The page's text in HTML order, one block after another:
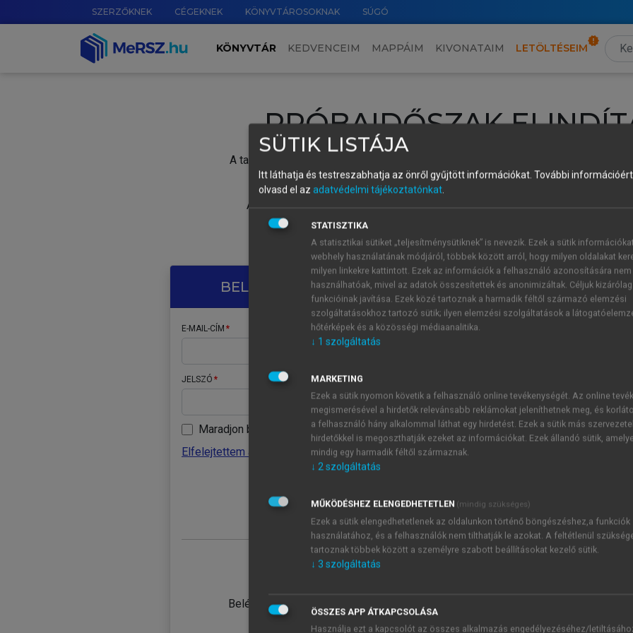
SZERZŐKNEK CÉGEKNEK KÖNYVTÁROSOKNAK SÚGÓ
KÖNYVTÁR KEDVENCEIM MAPPÁIM KIVONATAIM LETÖLTÉSEIM
PRÓBAIDŐSZAK
A tartalom megtekintéséhez lépj be a saját fiókoddal, iskolai azonosítóddal vagy
Új felhasználóként1 óra díjmentes hozzáférésrevagy
A próbaidőszak elindításához,
vagy hozz
A regisztráció után a
BELÉPÉS SAJÁT FIÓKKAL
E-MAIL-CÍM
JELSZÓ
Maradjon belépve
Elfelejtettem a jelszavamat
Belépés intézményi azonosítóval
ÚJ FIÓK
1 óra
JELSZÓ
Kérek értesítést a MeRSZ
Kérek értesítést az
SÜTIK LISTÁJA
Itt láthatja és testreszabhatja az önről gyűjtött információkat. További
olvasd el az adatvédelmi tájékoztatónkat.
STATISZTIKA
A statisztikai sütiket „teljesítménysütiknek” is nevezik. Ezek a sütik
webhely használatának módjáról, többek között arról, hogy milyen oldalakat
milyen linkekre kattintott. Ezek az információk a felhasználó azonosítására nem
használhatóak, mivel az adatok összesítettek és anonimizáltak. Céljuk
funkcióinak javítása. Ezek közé tartoznak a harmadik féltől származó elemzési
szolgáltatásokhoz tartozó sütik; ilyen elemzési szolgáltatások a
hőtérképek és a közösségi médiaanalitika.
↓ 1 szolgáltatás
MARKETING
Ezek a sütik nyomon követik a felhasználó online tevékenységét. Az online
megismerésével a hirdetők relevánsabb reklámokat jeleníthetnek meg, és
a felhasználó hány alkalommal láthat egy hirdetést. Ezek a sütik más
hirdetőkkel is megoszthatják ezeket az információkat. Ezek állandó sütik,
mindig egy harmadik féltől származnak.
↓ 2szolgáltatás
MŰKÖDÉSHEZ ELENGEDHETETLEN (mindig szükséges)
Ezek a sütik elengedhetetlenek az oldalunkon történő böngészéshez,a funkciók
használatához, és a felhasználók nem tilthatják le azokat. A feltétlenül
tartoznak többek között a személyre szabott beállításokat kezelő sütik.
↓ 3 szolgáltatás
ÖSSZES APP ÁTKAPCSOLÁSA
Használja ezt a kapcsolót az összes alkalmazás engedélyezéséhez/